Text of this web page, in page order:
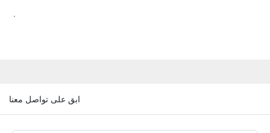
.
ابق على تواصل معنا